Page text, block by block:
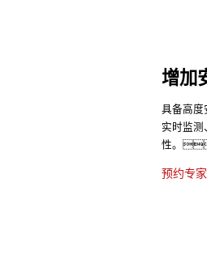
增加
具备高
实时监
性。
预约专